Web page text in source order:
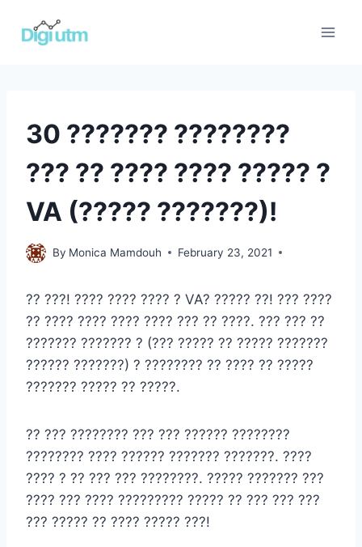
TESTIMONIAL
30 ??????? ????????
??? ?? ???? ???? ????? ?
VA (????? ???????)!
By Monica Mamdouh February 23, 2021
testimonial
?? ???! ???? ???? ???? ? VA? ????? ??! ??? ????
?? ???? ???? ???? ???? ??? ?? ????. ??? ??? ??
??????? ??????? ? (??? ????? ?? ????? ???????
?????? ???????) ? ???????? ?? ???? ?? ?????
??????? ????? ?? ?????.
?? ??? ???????? ??? ??? ?????? ????????
???????? ???? ?????? ??????? ???????. ????
???? ? ?? ??? ??? ????????. ????? ??????? ???
???? ??? ???? ????????? ????? ?? ??? ??? ???
??? ????? ?? ???? ????? ???!